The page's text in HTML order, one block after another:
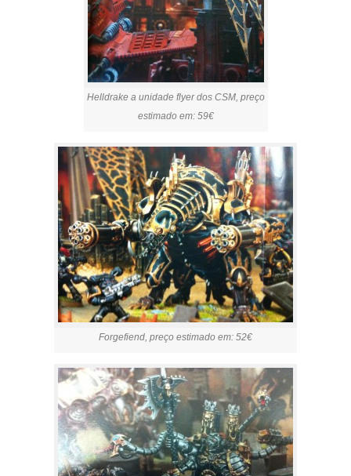
Helldrake a unidade flyer dos CSM, preço
estimado em: 59€
Forgefiend, preço estimado em: 52€